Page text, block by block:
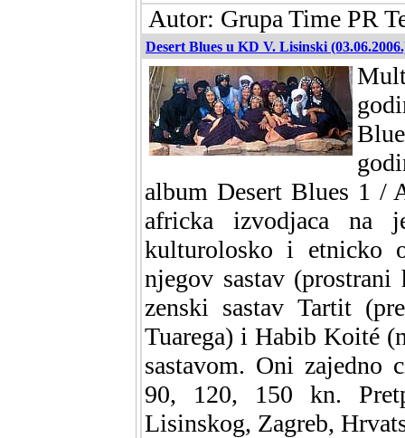
Autor: Grupa Time PR
Desert Blues u KD V. Lisinski
album Desert Blues 1 /
africka izvodjaca na
kulturolosko i etnicko
njegov sastav
zenski sastav Tartit
Tuarega) i Habib Koité
sastavom. Oni zajedno
90, 120, 150 kn.
Lisinskog, Zagreb,